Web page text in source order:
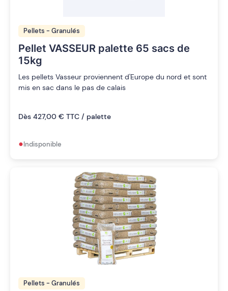
Pellets - Granulés
Pellet VASSEUR palette 65 sacs de
15kg
Les pellets Vasseur proviennent d'Europe du nord et sont
mis en sac dans le pas de calais
Dès 427,00 € TTC / palette
•Indisponible
Pellets - Granulés